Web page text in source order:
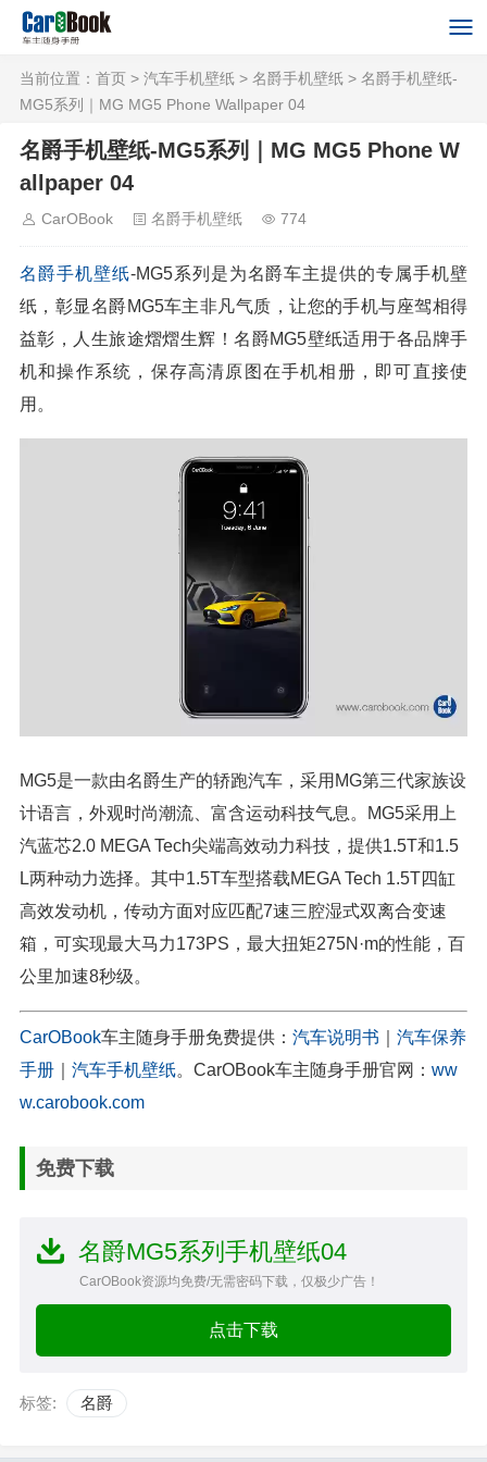
当前位置： 首页 > 汽车手机壁纸 > 名爵手机壁纸 > 名爵手机壁纸-
MG5系列｜MG MG5 Phone Wallpaper 04
名爵手机壁纸-MG5系列｜MG MG5 Phone W
allpaper 04
CarOBook 名爵手机壁纸 774
名爵手机壁纸-MG5系列是为名爵车主提供的专属手机壁
纸，彰显名爵MG5车主非凡气质，让您的手机与座驾相得
益彰，人生旅途熠熠生辉！名爵MG5壁纸适用于各品牌手
机和操作系统，保存高清原图在手机相册，即可直接使
用。
MG5是一款由名爵生产的轿跑汽车，采用MG第三代家族设
计语言，外观时尚潮流、富含运动科技气息。MG5采用上
汽蓝芯2.0 MEGA Tech尖端高效动力科技，提供1.5T和1.5
L两种动力选择。其中1.5T车型搭载MEGA Tech 1.5T四缸
高效发动机，传动方面对应匹配7速三腔湿式双离合变速
箱，可实现最大马力173PS，最大扭矩275N·m的性能，百
公里加速8秒级。
CarOBook车主随身手册免费提供： 汽车说明书
汽车保养
手册
汽车手机壁纸。CarOBook车主随身手册官网： ww
w.carobook.com
免费下载
名爵MG5系列手机壁纸04
CarOBook资源均免费/无需密码下载，仅极少广告！
点击下载
标签: 名爵